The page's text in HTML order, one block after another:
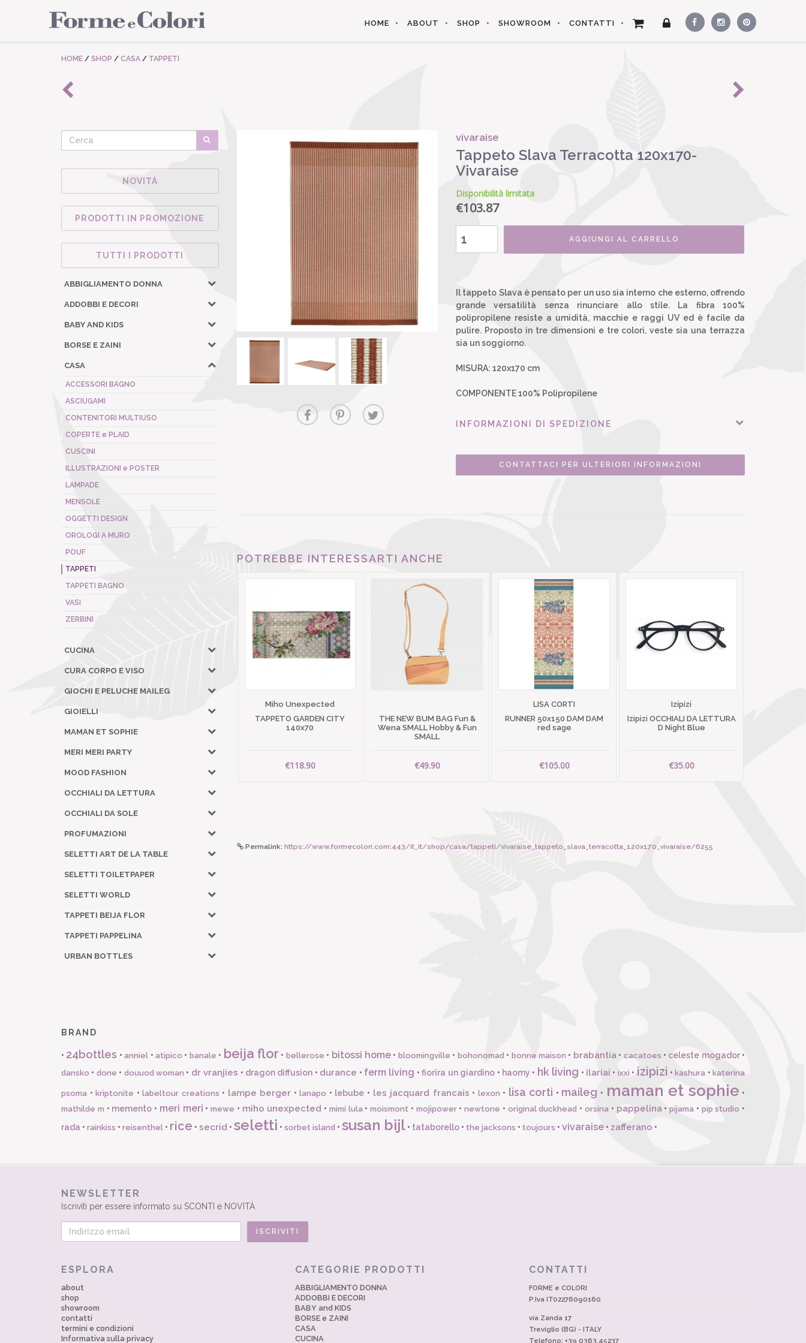
HOME ABOUT SHOP SHOWROOM CONTATTI
HOME / SHOP / CASA / TAPPETI
NOVITÀ
PRODOTTI IN PROMOZIONE
TUTTI I PRODOTTI
ABBIGLIAMENTO DONNA
ADDOBBI E DECORI
BABY AND KIDS
BORSE E ZAINI
CASA
ACCESSORI BAGNO
ASCIUGAMI
CONTENITORI MULTIUSO
COPERTE e PLAID
CUSCINI
ILLUSTRAZIONI e POSTER
LAMPADE
MENSOLE
OGGETTI DESIGN
OROLOGI A MURO
POUF
TAPPETI
TAPPETI BAGNO
VASI
ZERBINI
CUCINA
CURA CORPO E VISO
GIOCHI E PELUCHE MAILEG
GIOIELLI
MAMAN ET SOPHIE
MERI MERI PARTY
MOOD FASHION
OCCHIALI DA LETTURA
OCCHIALI DA SOLE
PROFUMAZIONI
SELETTI ART DE LA TABLE
SELETTI TOILETPAPER
SELETTI WORLD
TAPPETI BEIJA FLOR
TAPPETI PAPPELINA
URBAN BOTTLES
vivaraise
Tappeto Slava Terracotta 120x170-
Vivaraise
Disponibilità limitata
€103.87
AGGIUNGI AL CARRELLO
Il tappeto Slava è pensato per un uso sia interno che esterno, offrendo
grande versatilità senza rinunciare allo stile. La fibra 100%
polipropilene resiste a umidità, macchie e raggi UV ed è facile da
pulire. Proposto in tre dimensioni e tre colori, veste sia una terrazza
sia un soggiorno.
MISURA: 120x170 cm
COMPONENTE 100% Polipropilene
INFORMAZIONI DI SPEDIZIONE
CONTATTACI PER ULTERIORI INFORMAZIONI
POTREBBE INTERESSARTI ANCHE
Miho Unexpected
TAPPETO GARDEN CITY
140x70
€118.90
THE NEW BUM BAG Fun &
Wena SMALL Hobby & Fun
SMALL
€49.90
LISA CORTI
RUNNER 50x150 DAM DAM
red sage
€105.00
Izipizi
Izipizi OCCHIALI DA LETTURA
D Night Blue
€35.00
Permalink: https://www.formecolori.com:443/it_it/shop/casa/tappeti/vivaraise_tappeto_slava_terracotta_120x170_vivaraise/6255
BRAND
• 24bottles •anniel •atipico • banale • beija flor • bellerose • bitossi home • bloomingville • bohonomad • bonne maison • brabantia• cacatoes • celeste mogador•
dansko • done • douuod woman • dr vranjies • dragon diffusion • durance • ferm living •fiorira un giardino • haomy • hk living • ilariai • ixxi • izipizi •kashura •katerina
psoma •kriptonite •labeltour creations • lampe berger •lanapo • lebube • les jacquard francais • lexon • lisa corti • maileg • maman et sophie •
mathilde m • memento • meri meri •mewe • miho unexpected • mimi lula •moismont • mojipower•newtone • original duckhead • orsina • pappelina•pijama • pip studio •
rada • rainkiss • reisenthel • rice • secrid • seletti • sorbet island • susan bijl • tataborello • the jacksons • toujours • vivaraise • zafferano •
NEWSLETTER
Iscriviti per essere informato su SCONTI e NOVITÀ
ESPLORA
about
shop
showroom
contatti
termini e condizioni
Informativa sulla privacy
CATEGORIE PRODOTTI
ABBIGLIAMENTO DONNA
ADDOBBI E DECORI
BABY and KIDS
BORSE e ZAINI
CASA
CUCINA
CONTATTI
FORME e COLORI
P.Iva IT02276090160
via Zanda 17
Treviglio (BG) - ITALY
Telefono: +39 0363.45237